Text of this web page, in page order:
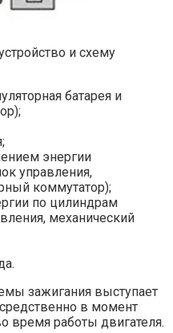
и схему
батарея и
энергии
управления,
коммутатор);
по цилиндрам
механический
зажигания выступает
в момент
время работы двигателя.